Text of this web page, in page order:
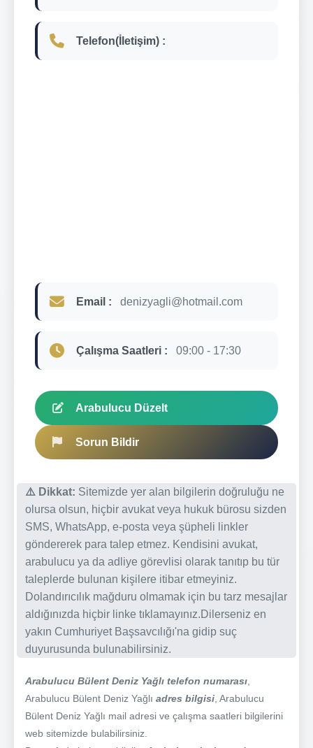
Telefon(İletişim) :
Email : denizyagli@hotmail.com
Çalışma Saatleri : 09:00 - 17:30
Arabulucu Düzelt
Sorun Bildir
⚠️ Dikkat: Sitemizde yer alan bilgilerin doğruluğu ne
olursa olsun, hiçbir avukat veya hukuk bürosu sizden
SMS, WhatsApp, e-posta veya şüpheli linkler
göndererek para talep etmez. Kendisini avukat,
arabulucu ya da adliye görevlisi olarak tanıtıp bu tür
taleplerde bulunan kişilere itibar etmeyiniz.
Dolandırıcılık mağduru olmamak için bu tarz mesajlar
aldığınızda hiçbir linke tıklamayınız.Dilerseniz en
yakın Cumhuriyet Başsavcılığı'na gidip suç
duyurusunda bulunabilirsiniz.
Arabulucu Bülent Deniz Yağlı telefon numarası
Arabulucu Bülent Deniz Yağlı adres bilgisi , Arabulucu
Bülent Deniz Yağlı mail adresi ve çalışma saatleri bilgilerini
web sitemizde bulabilirsiniz.